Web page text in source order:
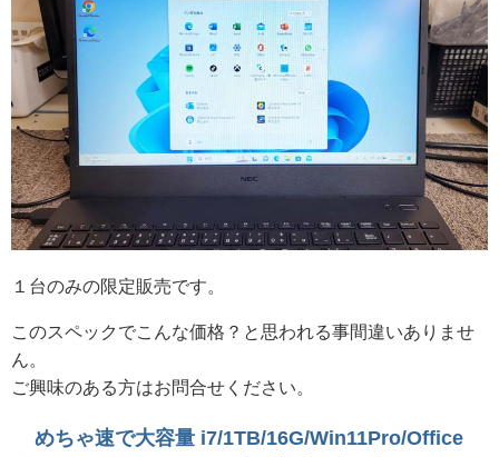
１台のみの限定販売です。
このスペックでこんな価格？と思われる事間違いありませ
ん。
ご興味のある方はお問合せください。
めちゃ速で大容量 i7/1TB/16G/Win11Pro/Office